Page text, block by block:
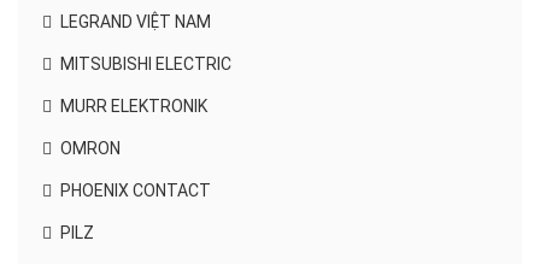
LEGRAND VIỆT NAM
MITSUBISHI ELECTRIC
MURR ELEKTRONIK
OMRON
PHOENIX CONTACT
PILZ